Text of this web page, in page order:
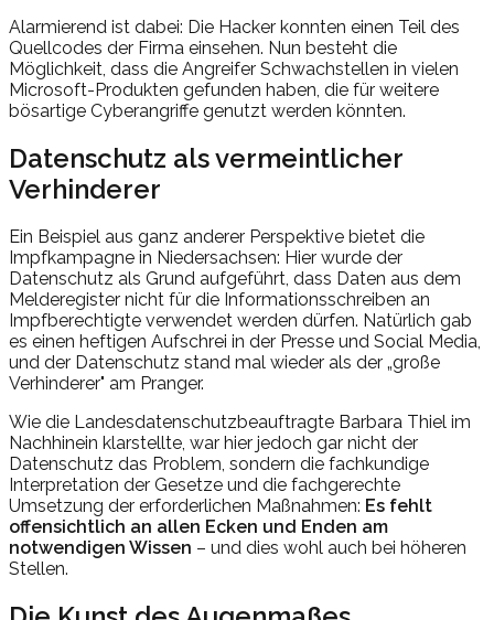
Alarmierend ist dabei: Die Hacker konnten einen Teil des
Quellcodes der Firma einsehen. Nun besteht die
Möglichkeit, dass die Angreifer Schwachstellen in vielen
Microsoft-Produkten gefunden haben, die für weitere
bösartige Cyberangriffe genutzt werden könnten.
Datenschutz als vermeintlicher
Verhinderer
Ein Beispiel aus ganz anderer Perspektive bietet die
Impfkampagne in Niedersachsen: Hier wurde der
Datenschutz als Grund aufgeführt, dass Daten aus dem
Melderegister nicht für die Informationsschreiben an
Impfberechtigte verwendet werden dürfen. Natürlich gab
es einen heftigen Aufschrei in der Presse und Social Media,
und der Datenschutz stand mal wieder als der „große
Verhinderer" am Pranger.
Wie die Landesdatenschutzbeauftragte Barbara Thiel im
Nachhinein klarstellte, war hier jedoch gar nicht der
Datenschutz das Problem, sondern die fachkundige
Interpretation der Gesetze und die fachgerechte
Umsetzung der erforderlichen Maßnahmen: Es fehlt
offensichtlich an allen Ecken und Enden am
notwendigen Wissen – und dies wohl auch bei höheren
Stellen.